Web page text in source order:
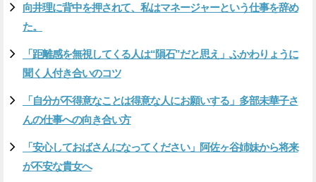
向井理に背中を押されて、私はマネージャーという仕事を辞め
た。
「距離感を無視してくる人は“隕石”だと思え」ふかわりょうに
聞く人付き合いのコツ
「自分が不得意なことは得意な人にお願いする」多部未華子さ
んの仕事への向き合い方
「安心しておばさんになってください」阿佐ヶ谷姉妹から将来
が不安な貴女へ